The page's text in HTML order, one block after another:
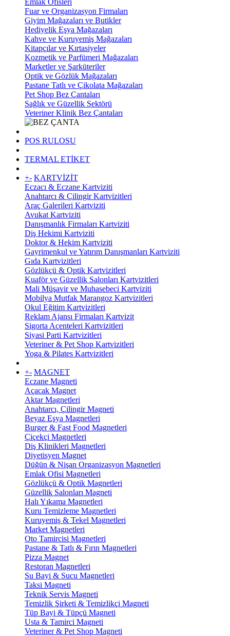
Emlak Ofisleri
Fuar ve Organizasyon Firmaları
Giyim Mağazaları ve Butikler
Hediyelik Eşya Mağazaları
Kahve ve Kuruyemiş Mağazaları
Kitapçılar ve Kırtasiyeler
Kozmetik ve Parfümeri Mağazaları
Marketler ve Şarküteriler
Optik ve Gözlük Mağazaları
Pastane Tatlı ve Çikolata Mağazaları
Pet Shop Bez Çantaları
Sağlık ve Güzellik Sektörü
Veteriner Klinik Bez Çantaları
POS RULOSU
TERMAL ETİKET
+- KARTVİZİT
Eczacı & Eczane Kartviziti
Anahtarcı & Çilingir Kartvizitleri
Araç Galerileri Kartviziti
Avukat Kartviziti
Danışmanlık Firmaları Kartviziti
Diş Hekimi Kartviziti
Doktor & Hekim Kartviziti
Gayrimenkul ve Yatırım Danışmanları Kartviziti
Gıda Kartvizitleri
Gözlükçü & Optik Kartvizitleri
Kuaför ve Güzellik Salonları Kartvizitleri
Mali Müşavir ve Muhasebeci Kartviziti
Mobilya Mutfak Marangoz Kartvizitleri
Okul Eğitim Kartvizitleri
Reklam Ajansı Firmaları Kartvizit
Sigorta Acenteleri Kartvizitleri
Siyasi Parti Kartvizitleri
Veteriner & Pet Shop Kartvizitleri
Yoga & Pilates Kartvizitleri
+- MAGNET
Eczane Magneti
Açacak Magnet
Aktar Magnetleri
Anahtarcı, Çilingir Magneti
Beyaz Eşya Magnetleri
Burger & Fast Food Magnetleri
Çiçekçi Magnetleri
Diş Klinikleri Magnetleri
Diyetisyen Magnet
Düğün & Nişan Organizasyon Magnetleri
Emlak Ofisi Magnetleri
Gözlükçü & Optik Magnetleri
Güzellik Salonları Magneti
Halı Yıkama Magnetleri
Kuru Temizleme Magnetleri
Kuruyemiş & Tekel Magnetleri
Market Magnetleri
Oto Tamircisi Magnetleri
Pastane & Tatlı & Fırın Magnetleri
Pizza Magnet
Restoran Magnetleri
Su Bayi & Sucu Magnetleri
Taksi Magneti
Teknik Servis Magneti
Temizlik Şirketi & Temizlikçi Magneti
Tüp Bayi & Tüpçü Magneti
Usta & Tamirci Magneti
Veteriner & Pet Shop Magneti